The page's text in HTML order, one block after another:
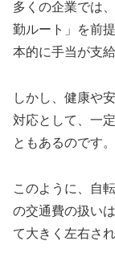
多くの企業では
勤ルート」を前
本的に手当が支
しかし、健康や
対応として、一
ともあるのです。
このように、自
の交通費の扱い
て大きく左右され